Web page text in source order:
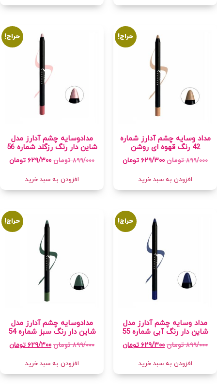
حراج!
مداد وسایه چشم آدارز شماره
42 رنگ قهوه ای روشن
۸۹۹/۰۰۰تومان ۶۲۹/۳۰۰ تومان
افزودن به سبد خرید
حراج!
مدادوسایه چشم آدارز مدل
شاین دار رنگ رزگلد شماره 56
۸۹۹/۰۰۰تومان ۶۲۹/۳۰۰ تومان
افزودن به سبد خرید
حراج!
مداد وسایه چشم آدارز مدل
شاین دار رنگ آبی شماره 55
۸۹۹/۰۰۰تومان ۶۲۹/۳۰۰ تومان
افزودن به سبد خرید
حراج!
مدادوسایه چشم آدارز مدل
شاین دار رنگ سبز شماره 54
۸۹۹/۰۰۰تومان ۶۲۹/۳۰۰ تومان
افزودن به سبد خرید